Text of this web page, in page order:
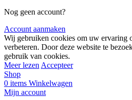
Nog geen account?
Account aanmaken
Wij gebruiken cookies om uw ervaring
verbeteren. Door deze website te
gebruik van cookies.
Meer lezenAccepteer
Shop
0 items Winkelwagen
Mijn account